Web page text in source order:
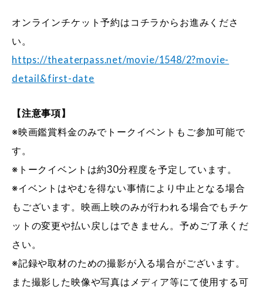
オンラインチケット予約はコチラからお進みくださ
い。
https://theaterpass.net/movie/1548/2?movie-
detail&first-date
【注意事項】
※映画鑑賞料金のみでトークイベントもご参加可能で
す。
※トークイベントは約30分程度を予定しています。
※イベントはやむを得ない事情により中止となる場合
もございます。映画上映のみが行われる場合でもチケ
ットの変更や払い戻しはできません。予めご了承くだ
さい。
※記録や取材のための撮影が入る場合がございます。
また撮影した映像や写真はメディア等にて使用する可